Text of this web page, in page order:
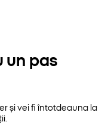
un pas
și vei fi întotdeauna la